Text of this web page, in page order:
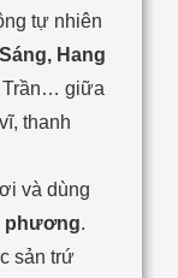
tự nhiên
Hang
Trần… giữa
thanh
và dùng
phương.
sản trứ